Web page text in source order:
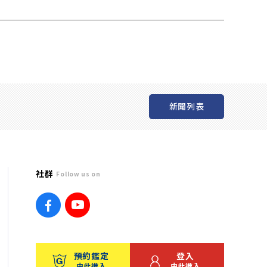
新聞列表
社群 Follow us on
預約鑑定 登入